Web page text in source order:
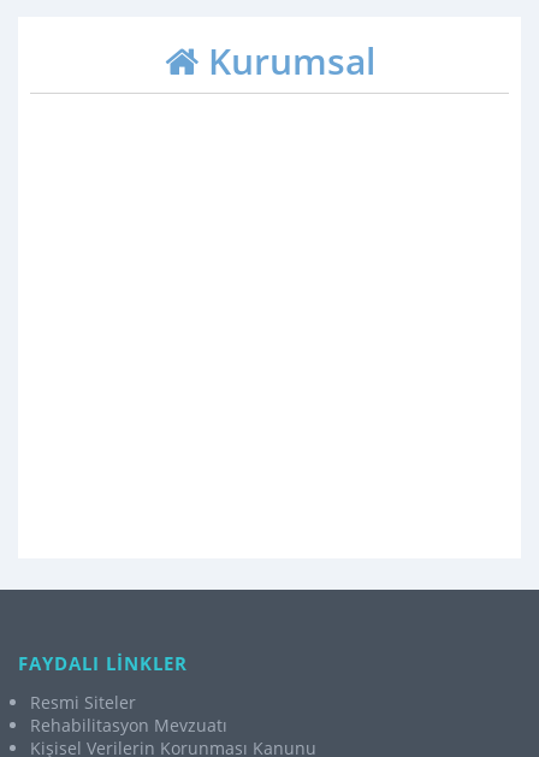
Kurumsal
FAYDALI LİNKLER
Resmi Siteler
Rehabilitasyon Mevzuatı
Kişisel Verilerin Korunması Kanunu